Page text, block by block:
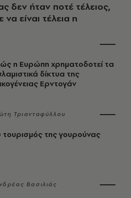
δεν ήταν ποτέ τέλειος,
είναι τέλεια η
η Ευρώπη χρηματοδοτεί τα
δίκτυα της
Ερντογάν
Τριανταφύλλου
τουρισμός της γουρούνας
Βασιλιάς